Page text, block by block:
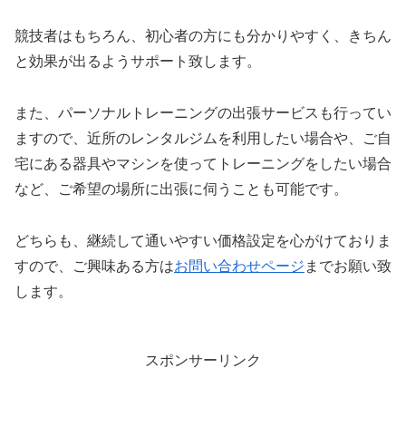
競技者はもちろん、初心者の方にも分かりやすく、きちん
と効果が出るようサポート致します。
また、パーソナルトレーニングの出張サービスも行ってい
ますので、近所のレンタルジムを利用したい場合や、ご自
宅にある器具やマシンを使ってトレーニングをしたい場合
など、ご希望の場所に出張に伺うことも可能です。
どちらも、継続して通いやすい価格設定を心がけておりま
すので、ご興味ある方はお問い合わせページ までお願い致
します。
スポンサーリンク